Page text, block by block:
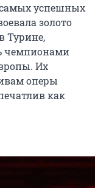
самых успешных
золото
Турине,
чемпионами
Их
оперы
как